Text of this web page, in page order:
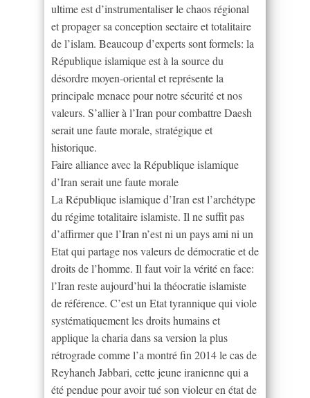
ultime est d’instrumentaliser le chaos régional
et propager sa conception sectaire et totalitaire
de l’islam. Beaucoup d’experts sont formels: la
République islamique est à la source du
désordre moyen-oriental et représente la
principale menace pour notre sécurité et nos
valeurs. S’allier à l’Iran pour combattre Daesh
serait une faute morale, stratégique et
historique.
Faire alliance avec la République islamique
d’Iran serait une faute morale
La République islamique d’Iran est l’archétype
du régime totalitaire islamiste. Il ne suffit pas
d’affirmer que l’Iran n’est ni un pays ami ni un
Etat qui partage nos valeurs de démocratie et de
droits de l’homme. Il faut voir la vérité en face:
l’Iran reste aujourd’hui la théocratie islamiste
de référence. C’est un Etat tyrannique qui viole
systématiquement les droits humains et
applique la charia dans sa version la plus
rétrograde comme l’a montré fin 2014 le cas de
Reyhaneh Jabbari, cette jeune iranienne qui a
été pendue pour avoir tué son violeur en état de